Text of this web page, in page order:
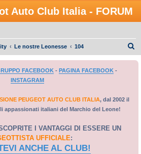
Auto Club Italia - FORUM
Le nostre Leonesse 104
FACEBOOK- PAGINA FACEBOOK-
INSTAGRAM
PEUGEOT AUTO CLUB ITALIA, dal 2002 il
appassionati italiani del Marchio del Leone!
I VANTAGGI DI ESSERE UN
UFFICIALE:
ANCHE AL CLUB!